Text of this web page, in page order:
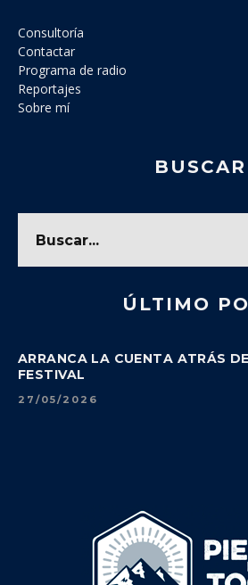
Consultoría
Contactar
Programa de radio
Reportajes
Sobre mí
BUSCAR
ÚLTIMO
ARRANCA LA CUENTA ATRÁS
FESTIVAL
27/05/2026